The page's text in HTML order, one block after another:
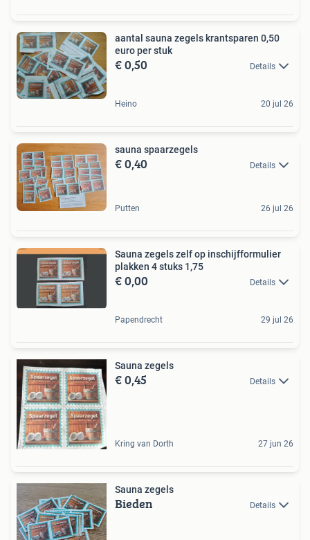
aantal sauna zegels krantsparen 0,50
euro per stuk
€ 0,50 Details
Heino 20 jul 26
sauna spaarzegels
€ 0,40 Details
Putten 26 jul 26
Sauna zegels zelf op inschijfformulier
plakken 4 stuks 1,75
€ 0,00 Details
Papendrecht 29 jul 26
Sauna zegels
€ 0,45 Details
Kring van Dorth 27 jun 26
Sauna zegels
Bieden Details